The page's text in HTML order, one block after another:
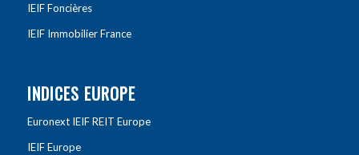
IEIF Foncières
IEIF Immobilier France
INDICES EUROPE
Euronext IEIF REIT Europe
IEIF Europe